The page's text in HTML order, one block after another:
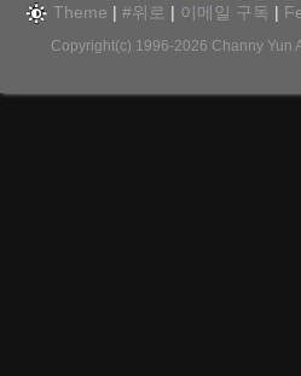
Theme | #위로 | 이메일 구독 |
Copyright(c) 1996-2026 Channy Yun